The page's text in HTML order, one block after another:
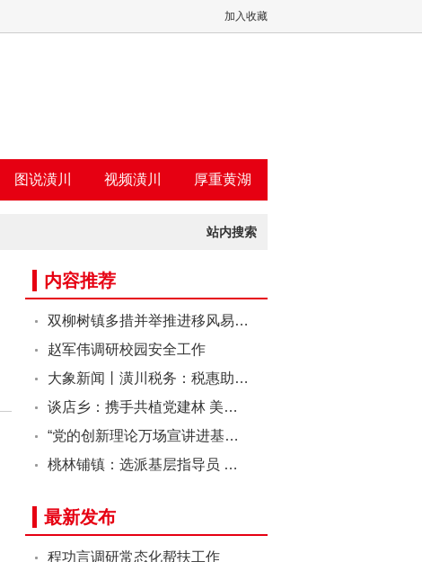
加入收藏
图说潢川 视频潢川 厚重黄湖
站内搜索
内容推荐
双柳树镇多措并举推进移风易…
赵军伟调研校园安全工作
大象新闻丨潢川税务：税惠助…
谈店乡：携手共植党建林 美…
“党的创新理论万场宣讲进基…
桃林铺镇：选派基层指导员 …
最新发布
程功言调研常态化帮扶工作